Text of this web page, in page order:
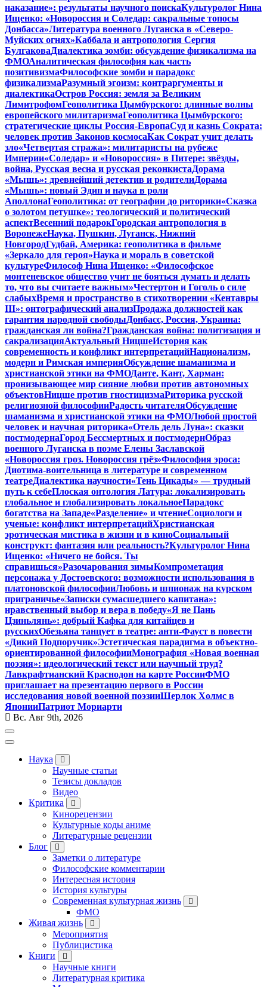
наказание»: результаты научного поискаКультуролог Нина
Ищенко: «Новороссия и Соледар: сакральные топосы
Донбасса»Литература военного Луганска в «Северо-
Муйских огнях»Каббала и антропология Сергия
БулгаковаДиалектика зомби: обсуждение физикализма на
ФМОАналитическая философия как часть
позитивизмаФилософские зомби и парадокс
физикализмаРазумный эгоизм: контраргументы и
диалектикаОстров Россия: земля за Великим
ЛимитрофомГеополитика Цымбурского: длинные волны
европейского милитаризмаГеополитика Цымбурского:
стратегические циклы Россия-ЕвропаСуд и казнь Сократа:
человек против Законов космосаКак Сократ учит делать
зло«Четвертая стража»: милитаристы на рубеже
Империи«Соледар» и «Новороссия» в Питере: звёзды,
война, Русская весна и русская реконкистаДорама
«Мышь»: древнейший детектив и родителиДорама
«Мышь»: новый Эдип и наука в роли
АполлонаГеополитика: от географии до риторики«Сказка
о золотом петушке»: теологический и политический
аспектВесенний подарокГородская антропология в
ВоронежеНаука, Пушкин, Луганск, Нижний
НовгородГудбай, Америка: геополитика в фильме
«Зеркало для героя»Наука и мораль в советской
культуреФилософ Нина Ищенко: «Философское
монтеневское общество учит не бояться думать и делать
то, что вы считаете важным»Честертон и Гоголь о силе
слабыхВремя и пространство в стихотворении «Кентавры
III»: онтографический анализПродажа должностей как
гарантия народной свободыДонбасс, Россия, Украина:
гражданская ли война?Гражданская война: политизация и
сакрализацияАктуальный НицшеИстория как
современность и конфликт интерпретацийНационализм,
модерн и Римская империяОбсуждение шаманизма и
христианской этики на ФМОДанте, Кант, Харман:
пронизывающее мир сияние любви против автономных
объектовНицше против гностицизмаРиторика русской
религиозной философииРадость читателяОбсуждение
шаманизма и христианской этики на ФМОЛюбой простой
человек и научная риторика«Отель дель Луна»: сказки
постмодернаГород Бессмертных и постмодернОбраз
военного Луганска в поэме Елены Заславской
«Новороссия гроз. Новороссия грёз»Философия эроса:
Диотима-воительница в литературе и современном
театреДиалектика научности«Тень Цикады» — трудный
путь к себеПлоская онтология Латура: локализировать
глобальное и глобализировать локальноеПарадокс
богатства на Западе«Разделение» и чтениеСоциологи и
ученые: конфликт интерпретацийХристианская
эротическая мистика в жизни и в киноСоциальный
конструкт: фантазия или реальность?Культуролог Нина
Ищенко: «Ничего не бойся. Ты
справишься»Разочарования зимыКомпрометация
персонажа у Достоевского: возможности использования в
платоновской философииЛюбовь и шпионаж на курском
приграничье«Записки сумасшедшего капитана»:
нравственный выбор и вера в победу«Я не Пань
Цзиньлянь»: добрый Кафка для китайцев и
русскихОбезьяна танцует в театре: анти-Фауст в повести
«Дикий Подпоручик»Эстетическая парадигма в объектно-
ориентированной философииМонография «Новая военная
поэзия»: идеологический текст или научный труд?
Лавкрафтианский Краснодон на карте РоссииФМО
приглашает на презентацию первого в России
исследования новой военной поэзииШерлок Холмс в
ЯпонииПатриот Мориарти
Вс. Авг 9th, 2026
Наука
Научные статьи
Тезисы докладов
Видео
Критика
Кинорецензии
Культурные коды аниме
Литературные рецензии
Блог
Заметки о литературе
Философские комментарии
Интересная история
История культуры
Современная культурная жизнь
ФМО
Живая жизнь
Мероприятия
Публицистика
Книги
Научные книги
Литературная критика